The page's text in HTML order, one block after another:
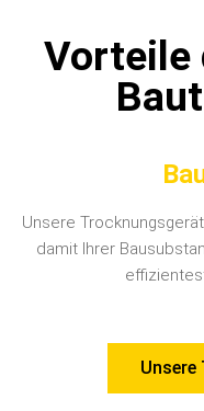
Vorteile
Unsere
damit Ihrer